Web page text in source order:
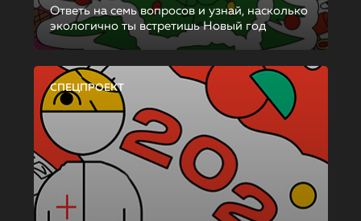
Ответь на семь вопросов и узнай, насколько
экологично ты встретишь Новый год
СПЕЦПРОЕКТ